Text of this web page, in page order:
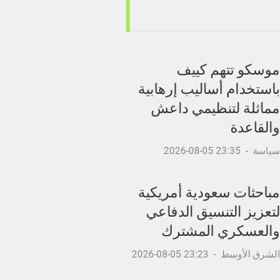
موسكو تتهم كييف
باستخدام أساليب إرهابية
مماثلة لتنظيمي داعش
والقاعدة
سياسة -
23:35 05-08-2026
مباحثات سعودية أمريكية
لتعزيز التنسيق الدفاعي
والعسكري المشترك
الشرق الأوسط -
23:23 05-08-2026